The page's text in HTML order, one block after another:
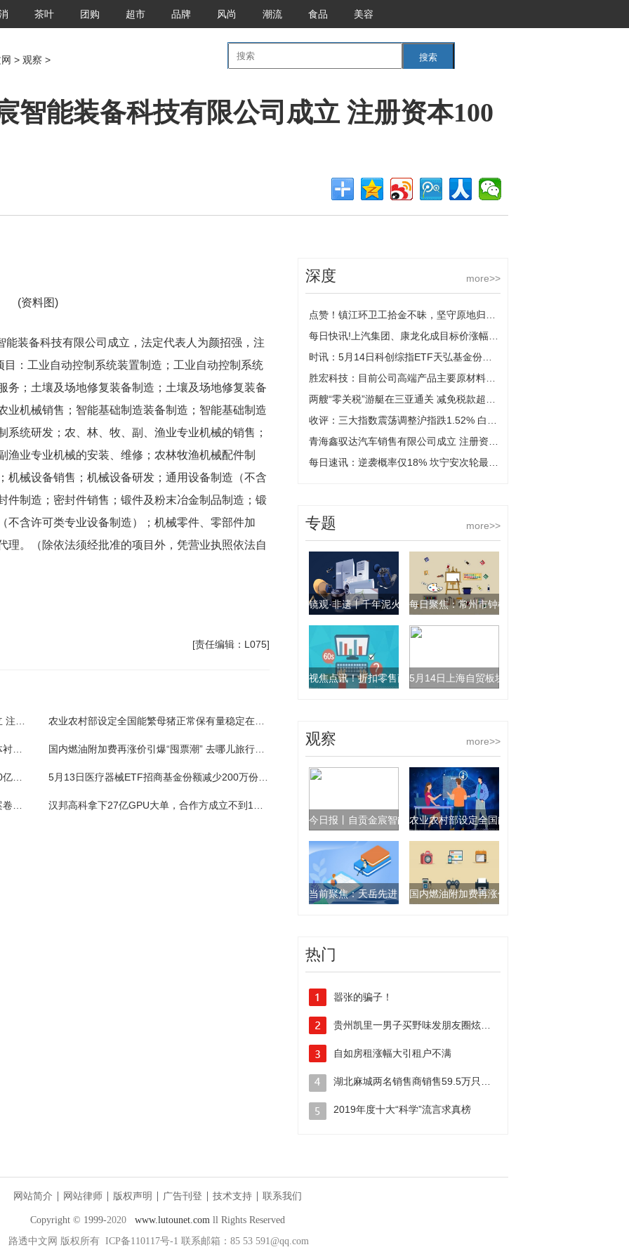
茶叶 团购 超市 品牌 风尚 潮流 食品 美容
> 观察 > 搜索
智能装备科技有限公司成立 注册资本100
(资料图)
装备科技有限公司成立，法定代表人为颜招强，注
：工业自动控制系统装置制造；工业自动控制系统
务；土壤及场地修复装备制造；土壤及场地修复装备
业机械销售；智能基础制造装备制造；智能基础制造
统研发；农、林、牧、副、渔业专业机械的销售；
渔业专业机械的安装、维修；农林牧渔机械配件制
机械设备销售；机械设备研发；通用设备制造（不含
件制造；密封件销售；锻件及粉末冶金制品制造；锻
不含许可类专业设备制造）；机械零件、零部件加
理。（除依法须经批准的项目外，凭营业执照依法自
[责任编辑：L075]
more>>
深度
more>>
专题
镜观·非遗丨千年泥火交融 淬炼一抹天青每日聚焦：常州市钟楼区邹区罗倍照明电器经营
视焦点讯！折扣零售商Action业绩放缓3i集团股价暴跌
5月14日上海自贸板块跌幅达2% 最新快讯
more>>
观察
今日报丨自贡金宸智能装备科技有限公司成立 注册资本100万人民币
农业农村部设定全国能繁母猪正常保有量稳定在
当前聚焦：天岳先进：公司所处碳化硅半导体衬底行业近年来市场竞争
国内燃油附加费再涨价引爆“囤票潮” 去哪儿旅行
热门
嚣张的骗子！
电信诈骗黑手伸向线上新学期
自如房租涨幅大引租户不满
二房东”吃相真难看！
2019年度十大“科学”流言求真榜
网站简介 网站律师 版权声明 广告刊登 技术支持 联系我们
Copyright © 1999-2020 www.lutounet.com ll Rights Reserved
路透中文网 版权所有 ICP备110117号-1 联系邮箱：85 53 591@qq.com